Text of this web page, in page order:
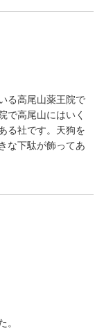
る高尾山薬王院で
で高尾山にはいく
る社です。天狗を
な下駄が飾ってあ
。